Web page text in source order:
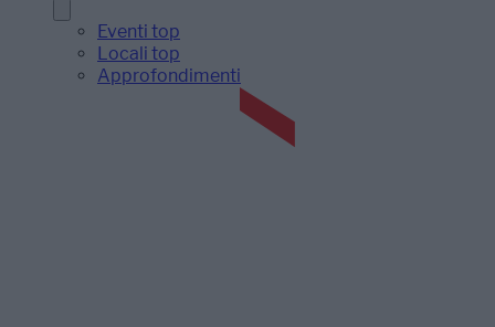
Eventi top
Locali top
Approfondimenti